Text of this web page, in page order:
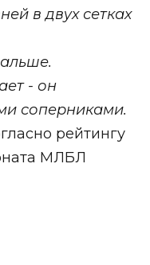
в двух сетках
- он
соперниками.
рейтингу
МЛБЛ